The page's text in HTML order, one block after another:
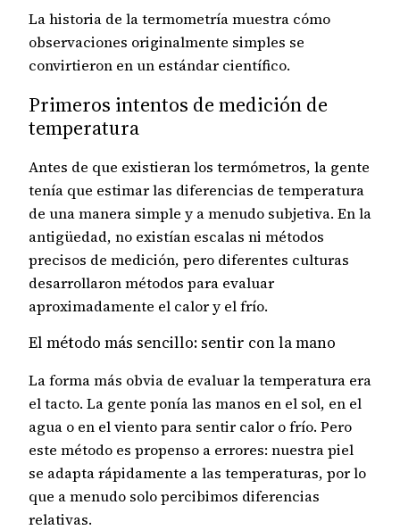
La historia de la termometría muestra cómo
observaciones originalmente simples se
convirtieron en un estándar científico.
Primeros intentos de medición de
temperatura
Antes de que existieran los termómetros, la gente
tenía que estimar las diferencias de temperatura
de una manera simple y a menudo subjetiva. En la
antigüedad, no existían escalas ni métodos
precisos de medición, pero diferentes culturas
desarrollaron métodos para evaluar
aproximadamente el calor y el frío.
El método más sencillo: sentir con la mano
La forma más obvia de evaluar la temperatura era
el tacto. La gente ponía las manos en el sol, en el
agua o en el viento para sentir calor o frío. Pero
este método es propenso a errores: nuestra piel
se adapta rápidamente a las temperaturas, por lo
que a menudo solo percibimos diferencias
relativas.